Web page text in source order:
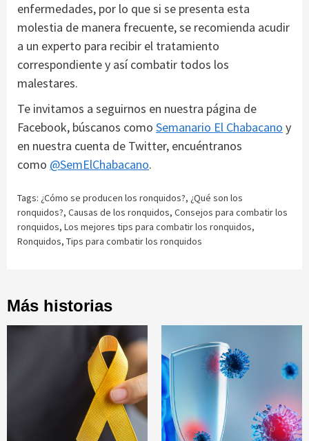
enfermedades, por lo que si se presenta esta
molestia de manera frecuente, se recomienda acudir
a un experto para recibir el tratamiento
correspondiente y así combatir todos los
malestares.
Te invitamos a seguirnos en nuestra página de
Facebook, búscanos como Semanario El Chabacano y
en nuestra cuenta de Twitter, encuéntranos
como @SemElChabacano.
Tags: ¿Cómo se producen los ronquidos?, ¿Qué son los
ronquidos?, Causas de los ronquidos, Consejos para combatir los
ronquidos, Los mejores tips para combatir los ronquidos,
Ronquidos, Tips para combatir los ronquidos
Más historias